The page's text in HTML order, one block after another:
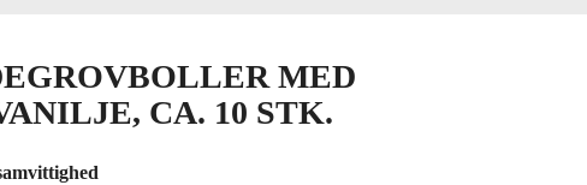
MED
CA. 10 STK.